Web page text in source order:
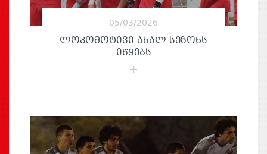
05/03/2026
ᲚᲝᲙᲝᲛᲝᲢᲘᲕᲘ ᲐᲮᲐᲚ ᲡᲔᲖᲝᲜᲡ
ᲘᲬᲧᲔᲑᲡ